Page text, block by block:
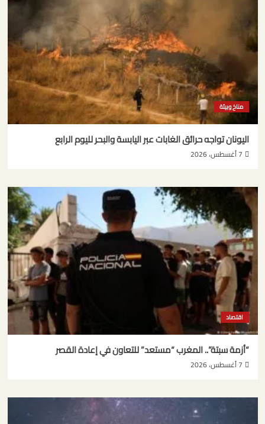
مناخ وبيئة
اليونان تواجه حرائق الغابات عبر اليابسة والبحر لليوم الرابع
7 أغسطس، 2026
اقتصاد
“أزمة سبتة”.. المغرب “مستعد” للتعاون في إعادة القصر
7 أغسطس، 2026